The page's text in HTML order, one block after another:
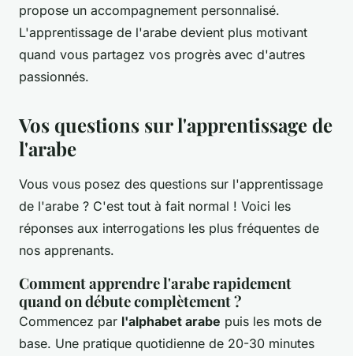
propose un accompagnement personnalisé.
L'apprentissage de l'arabe devient plus motivant
quand vous partagez vos progrès avec d'autres
passionnés.
Vos questions sur l'apprentissage de
l'arabe
Vous vous posez des questions sur l'apprentissage
de l'arabe ? C'est tout à fait normal ! Voici les
réponses aux interrogations les plus fréquentes de
nos apprenants.
Comment apprendre l'arabe rapidement
quand on débute complètement ?
Commencez par l'alphabet arabe puis les mots de
base. Une pratique quotidienne de 20-30 minutes